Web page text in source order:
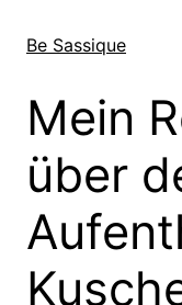
zum
wechseln
Be Sassique
Mein
über